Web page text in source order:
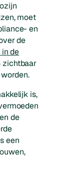
moet
en
de
de
zichtbaar
is,
de
een